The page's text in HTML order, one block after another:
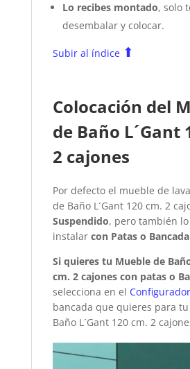
Lo recibes montado, solo
desembalar y colocar.
Subir al índice ⬆
Colocación del
de Baño L´Gant
2 cajones
Por defecto el mueble de
de Baño L´Gant 120 cm. 2
Suspendido, pero también
instalar con Patas o Bancada
Si quieres tu Mueble de
cm. 2 cajones con patas o
selecciona en el Configurador
bancada que quieres para
Baño L´Gant 120 cm. 2